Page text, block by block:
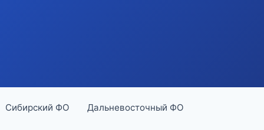
Сибирский ФО Дальневосточный ФО